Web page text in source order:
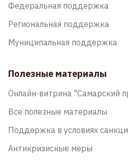
Федеральная поддержка
Региональная поддержка
Муниципальная поддержка
Полезные материалы
Онлайн-витрина "Самарский
Все полезные материалы
Поддержка в условиях
Антикризисные меры